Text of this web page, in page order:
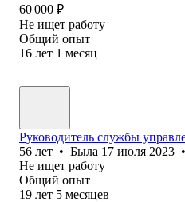
60 000 ₽
Не ищет работу
Общий опыт
16 лет 1 месяц
Руководитель службы
56 лет • Была 17 июля 2023 •
Не ищет работу
Общий опыт
19 лет 5 месяцев